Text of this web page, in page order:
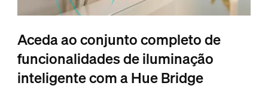
Aceda ao conjunto completo de
funcionalidades de iluminação
inteligente com a Hue Bridge